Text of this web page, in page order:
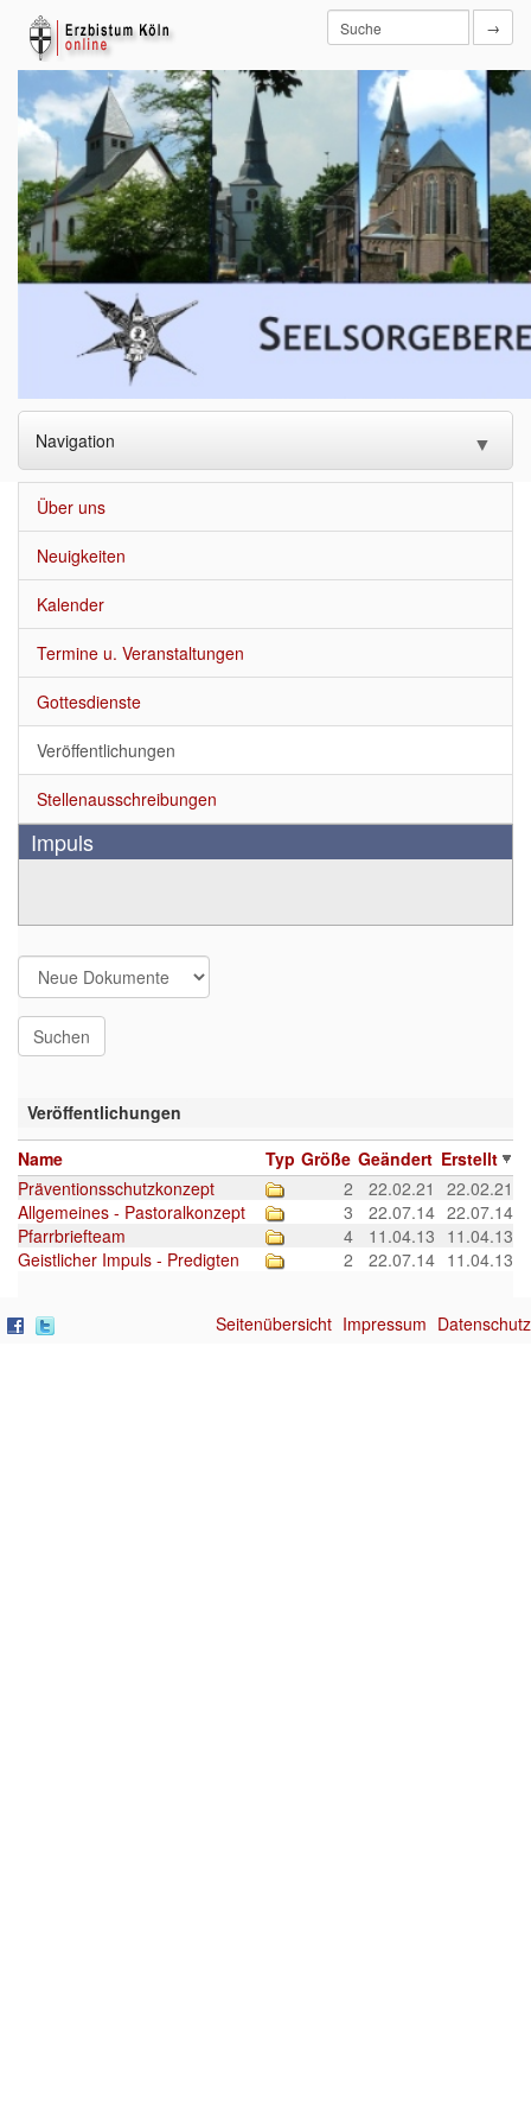
→
Navigation ▼
Startseite
Über uns
Neuigkeiten
Kalender
Termine u. Veranstaltungen
Gottesdienste
Veröffentlichungen
Stellenausschreibungen
Über uns
Neuigkeiten
Kalender
Termine u. Veranstaltungen
Gottesdienste
Veröffentlichungen
Stellenausschreibungen
Impuls
Veröffentlichungen
Name
Typ Größe Geändert Erstellt
Präventionsschutzkonzept
2 22.02.21
22.02.21
Allgemeines - Pastoralkonzept
3 22.07.14 22.07.14
Pfarrbriefteam
4 11.04.13 11.04.13
Geistlicher Impuls - Predigten
2 22.07.14 11.04.13
Seitenübersicht Impressum Datenschutz